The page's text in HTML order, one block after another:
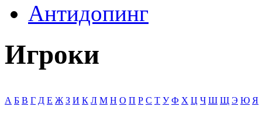
Антидопинг
Игроки
А Б В Г Д Е Ж З И К Л М Н О П Р С Т У Ф Х Ц Ч Ш Щ Э Ю Я